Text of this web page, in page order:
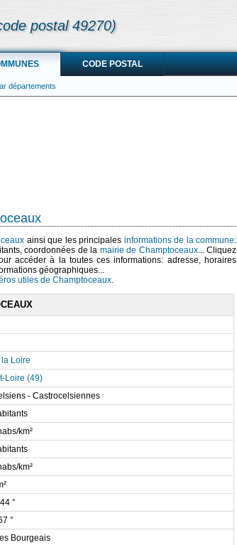
postal 49270)
CODE POSTAL
départements
ainsi que les principales informations de la commune:
coordonnées de la mairie de Champtoceaux... Cliquez
accéder à la toutes ces informations: adresse, horaires
géographiques...
utiles de Champtoceaux.
la Loire
Loire (49)
- Castrocelsiennes
km²
km²
°
°
Bourgeais